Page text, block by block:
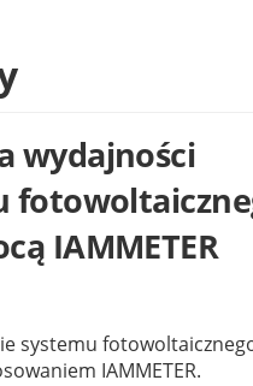
wydajności
IAMMETER
systemu
IAMMETER.